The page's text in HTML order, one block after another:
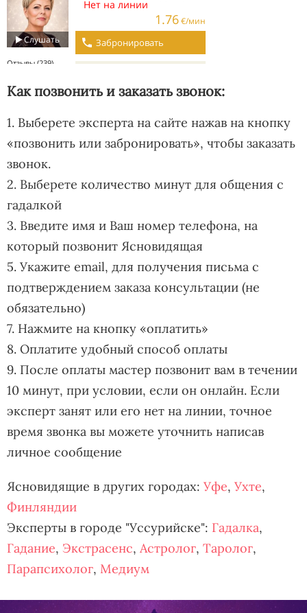
Как позвонить и заказать звонок:
1. Выберете эксперта на сайте нажав на кнопку
«позвонить или забронировать», чтобы заказать
звонок.
2. Выберете количество минут для общения с
гадалкой
3. Введите имя и Ваш номер телефона, на
который позвонит Ясновидящая
5. Укажите email, для получения письма с
подтверждением заказа консультации (не
обязательно)
7. Нажмите на кнопку «оплатить»
8. Оплатите удобный способ оплаты
9. После оплаты мастер позвонит вам в течении
10 минут, при условии, если он онлайн. Если
эксперт занят или его нет на линии, точное
время звонка вы можете уточнить написав
личное сообщение
Ясновидящие в других городах: Уфе, Ухте,
Финляндии
Эксперты в городе "Уссурийске": Гадалка,
Гадание, Экстрасенс, Астролог, Таролог,
Парапсихолог, Медиум